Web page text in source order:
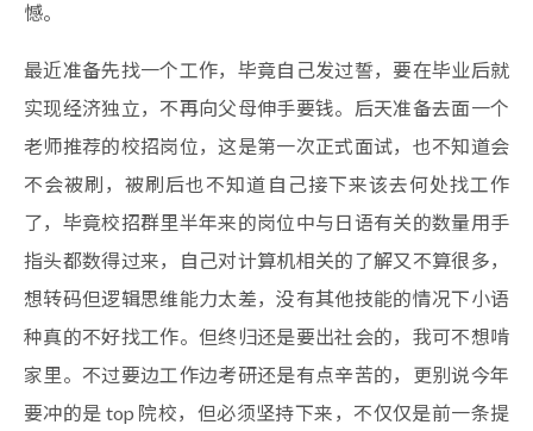
憾。
最近准备先找一个工作，毕竟自己发过誓，要在毕业后就
实现经济独立，不再向父母伸手要钱。后天准备去面一个
老师推荐的校招岗位，这是第一次正式面试，也不知道会
不会被刷，被刷后也不知道自己接下来该去何处找工作
了，毕竟校招群里半年来的岗位中与日语有关的数量用手
指头都数得过来，自己对计算机相关的了解又不算很多，
想转码但逻辑思维能力太差，没有其他技能的情况下小语
种真的不好找工作。但终归还是要出社会的，我可不想啃
家里。不过要边工作边考研还是有点辛苦的，更别说今年
要冲的是 top 院校，但必须坚持下来，不仅仅是前一条提